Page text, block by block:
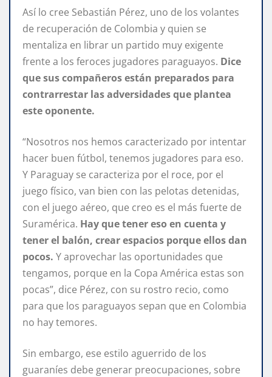
Así lo cree Sebastián Pérez, uno de los volantes
de recuperación de Colombia y quien se
mentaliza en librar un partido muy exigente
frente a los feroces jugadores paraguayos. Dice
que sus compañeros están preparados para
contrarrestar las adversidades que plantea
este oponente.
“Nosotros nos hemos caracterizado por intentar
hacer buen fútbol, tenemos jugadores para eso.
Y Paraguay se caracteriza por el roce, por el
juego físico, van bien con las pelotas detenidas,
con el juego aéreo, que creo es el más fuerte de
Suramérica. Hay que tener eso en cuenta y
tener el balón, crear espacios porque ellos dan
pocos. Y aprovechar las oportunidades que
tengamos, porque en la Copa América estas son
pocas”, dice Pérez, con su rostro recio, como
para que los paraguayos sepan que en Colombia
no hay temores.
Sin embargo, ese estilo aguerrido de los
guaraníes debe generar preocupaciones, sobre